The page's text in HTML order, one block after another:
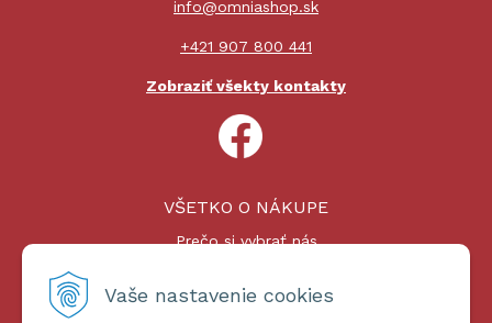
Vaše nastavenie cookies
info@omniashop.sk
+421 907 800 441
Zobraziť všekty kontakty
VŠETKO O NÁKUPE
Prečo si vybrať nás
Platby a doprava